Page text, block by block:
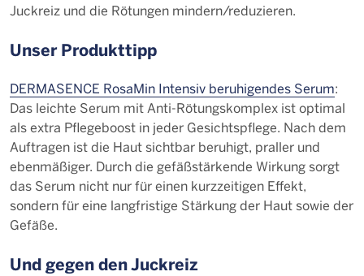
Juckreiz und die Rötungen mindern/reduzieren.
Unser Produkttipp
DERMASENCE RosaMin Intensiv beruhigendes Serum:
Das leichte Serum mit Anti-Rötungskomplex ist optimal
als extra Pflegeboost in jeder Gesichtspflege. Nach dem
Auftragen ist die Haut sichtbar beruhigt, praller und
ebenmäßiger. Durch die gefäßstärkende Wirkung sorgt
das Serum nicht nur für einen kurzzeitigen Effekt,
sondern für eine langfristige Stärkung der Haut sowie der
Gefäße.
Und gegen den Juckreiz